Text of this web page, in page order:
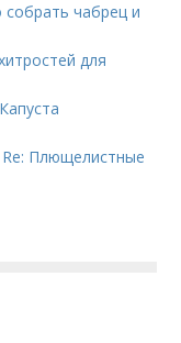
собрать чабрец и
для
Плющелистные